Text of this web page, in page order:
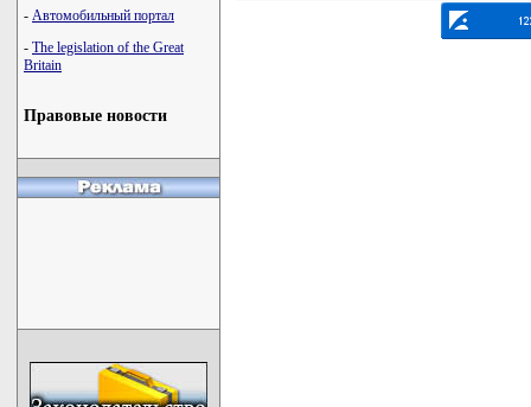
- Автомобильный портал
- The legislation of the Great
Britain
Правовые новости